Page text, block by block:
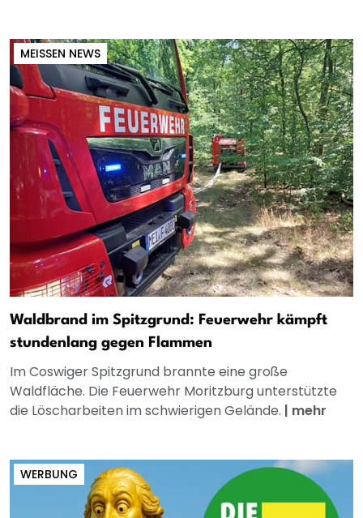
MEISSEN NEWS
Waldbrand im Spitzgrund: Feuerwehr kämpft
stundenlang gegen Flammen
Im Coswiger Spitzgrund brannte eine große
Waldfläche. Die Feuerwehr Moritzburg unterstützte
die Löscharbeiten im schwierigen Gelände. | mehr
WERBUNG